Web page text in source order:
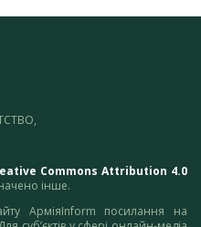
Commons Attribution 4.0
інше.
АрміяInform посилання на